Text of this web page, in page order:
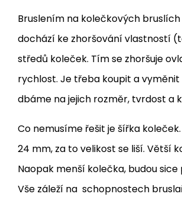
Bruslením na kolečkových
dochází ke zhoršování vlastností
středů koleček. Tím se zhoršuje
rychlost. Je třeba koupit a
dbáme na jejich rozměr, tvrdost a
Co nemusíme řešit je šířka
24 mm, za tovelikost se liší. Větší
Naopak menší kolečka, budou
Vše záleží na schopnostech